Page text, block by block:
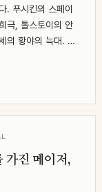
. 푸시킨의 스페이
극, 톨스토이의 안
의 황야의 늑대. 19
진 메이저,